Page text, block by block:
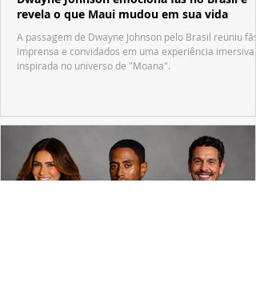
revela o que Maui mudou em sua vida
A passagem de Dwayne Johnson pelo Brasil reuniu fãs,
imprensa e convidados em uma experiência imersiva
inspirada no universo de "Moana".